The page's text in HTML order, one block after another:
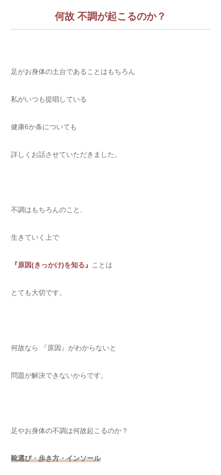
何故 不調が起こるのか？
足がお身体の土台であることはもちろん
私がいつも提唱している
健康6か条についても
詳しくお話させていただきました。
不調はもちろんのこと、
生きていく上で
『原因(きっかけ)を知る』 ことは
とても大切です。
何故なら 『原因』がわからないと
問題が解決できないからです。
足やお身体の不調は何故起こるのか？
靴選び・歩き方・インソール